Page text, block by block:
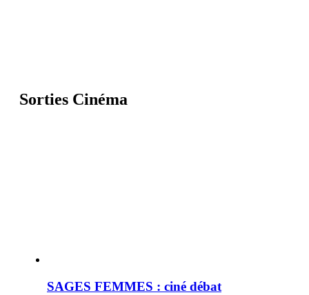
Sorties Cinéma
SAGES FEMMES : ciné débat